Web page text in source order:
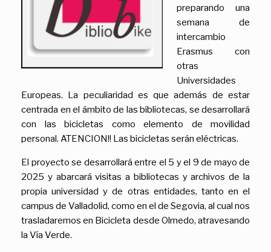
preparando una
semana de
intercambio
Erasmus con
otras
Universidades
Europeas. La peculiaridad es que además de estar
centrada en el ámbito de las bibliotecas, se desarrollará
con las bicicletas como elemento de movilidad
personal. ATENCION!! Las bicicletas serán eléctricas.
El proyecto se desarrollará entre el 5 y el 9 de mayo de
2025 y abarcará visitas a bibliotecas y archivos de la
propia universidad y de otras entidades, tanto en el
campus de Valladolid, como en el de Segovia, al cual nos
trasladaremos en Bicicleta desde Olmedo, atravesando
la Vía Verde.